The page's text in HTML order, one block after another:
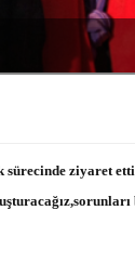
ziyaret